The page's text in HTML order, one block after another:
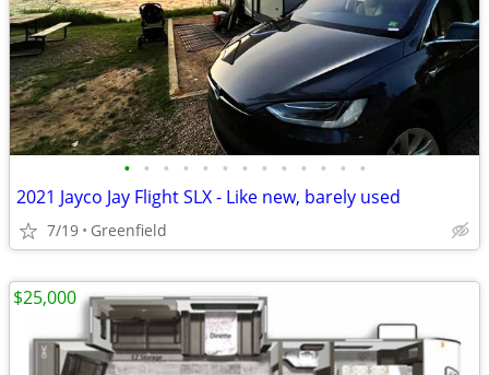
• • • • • • • • • • • • •
2021 Jayco Jay Flight SLX - Like new, barely used
7/19 Greenfield
$25,000